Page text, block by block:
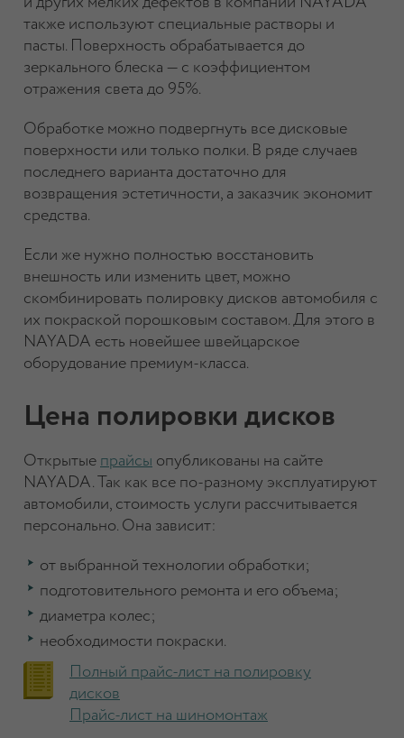
также используют специальные растворы и
пасты. Поверхность обрабатывается до
зеркального блеска — с коэффициентом
отражения света до 95%.
Обработке можно подвергнуть все дисковые
поверхности или только полки. В ряде случаев
последнего варианта достаточно для
возвращения эстетичности, а заказчик экономит
средства.
Если же нужно полностью восстановить
внешность или изменить цвет, можно
скомбинировать полировку дисков автомобиля с
их покраской порошковым составом. Для этого в
NAYADA есть новейшее швейцарское
оборудование премиум-класса.
Цена полировки дисков
Открытые прайсы опубликованы на сайте
NAYADA. Так как все по-разному эксплуатируют
автомобили, стоимость услуги рассчитывается
персонально. Она зависит:
от выбранной технологии обработки;
подготовительного ремонта и его объема;
диаметра колес;
необходимости покраски.
Полный прайс-лист на полировку
дисков
Прайс-лист на шиномонтаж